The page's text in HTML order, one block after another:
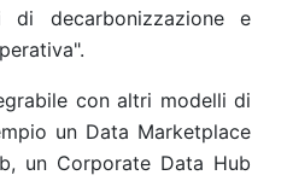
di decarbonizzazione e
con altri modelli di
un Data Marketplace
un Corporate Data Hub